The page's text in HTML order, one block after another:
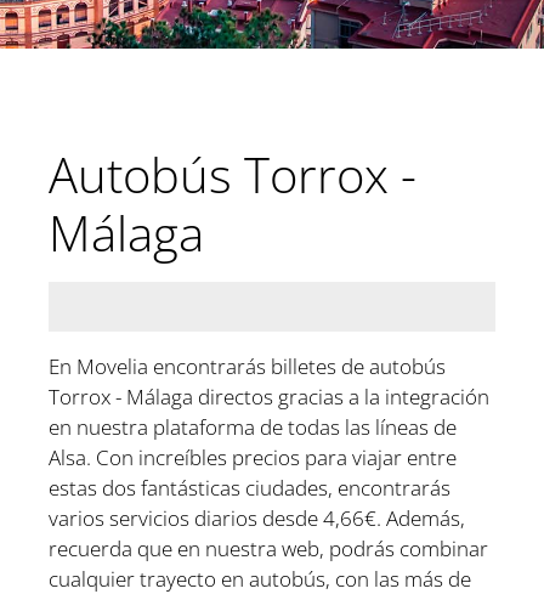
Autobús Torrox -
Málaga
En Movelia encontrarás billetes de autobús
Torrox - Málaga directos gracias a la integración
en nuestra plataforma de todas las líneas de
Alsa. Con increíbles precios para viajar entre
estas dos fantásticas ciudades, encontrarás
varios servicios diarios desde 4,66€. Además,
recuerda que en nuestra web, podrás combinar
cualquier trayecto en autobús, con las más de